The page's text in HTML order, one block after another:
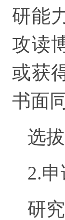
研能
攻读
或获
书面
选
2.
研